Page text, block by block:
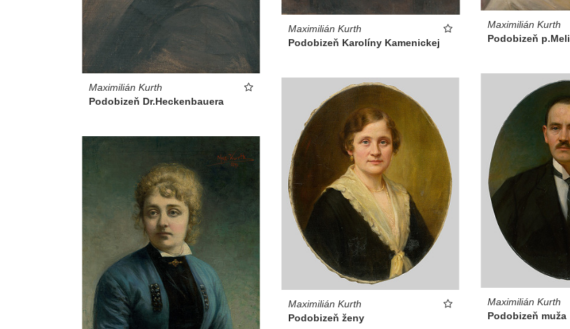
Maximilián Kurth
Podobizeň Karolíny Kamenickej
Maximilián Kurth
Podobizeň
Maximilián Kurth
Podobizeň Dr.Heckenbauera
Maximilián Kurth
Podobizeň muža
Maximilián Kurth
Podobizeň ženy